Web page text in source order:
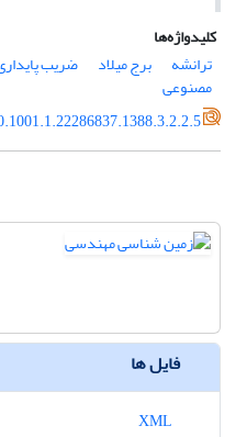
کلیدواژه‌ها
ترانشه‌
برج میلاد ضریب
مصنوعی
فایل ها